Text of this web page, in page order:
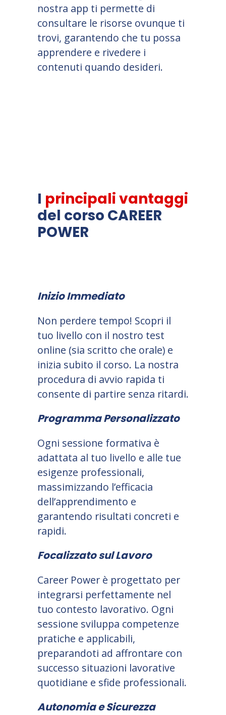
nostra app ti permette di
consultare le risorse ovunque ti
trovi, garantendo che tu possa
apprendere e rivedere i
contenuti quando desideri.
I principali vantaggi
del corso CAREER
POWER
Inizio Immediato
Non perdere tempo! Scopri il
tuo livello con il nostro test
online (sia scritto che orale) e
inizia subito il corso. La nostra
procedura di avvio rapida ti
consente di partire senza ritardi.
Programma Personalizzato
Ogni sessione formativa è
adattata al tuo livello e alle tue
esigenze professionali,
massimizzando l’efficacia
dell’apprendimento e
garantendo risultati concreti e
rapidi.
Focalizzato sul Lavoro
Career Power è progettato per
integrarsi perfettamente nel
tuo contesto lavorativo. Ogni
sessione sviluppa competenze
pratiche e applicabili,
preparandoti ad affrontare con
successo situazioni lavorative
quotidiane e sfide professionali.
Autonomia e Sicurezza